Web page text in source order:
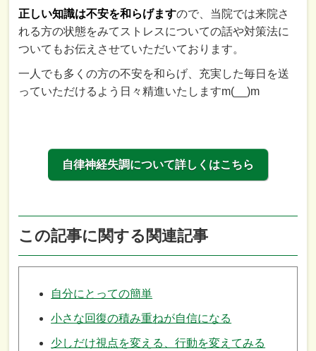
正しい知識は不安を和らげますので、当院では来院さ
れる方の状態をみてストレスについての話や対策法に
ついてもお伝えさせていただいております。
一人でも多くの方の不安を和らげ、充実した毎日を送
っていただけるよう日々精進いたしますm(__)m
自律神経失調について詳しくはこちら
この記事に関する関連記事
自分にとっての簡単
小さな回復の積み重ねが自信になる
少しだけ視点を変える、行動を変えてみる